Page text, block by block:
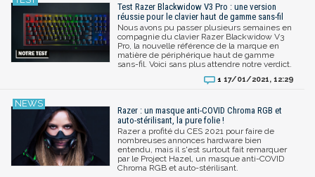
Test Razer Blackwidow V3 Pro : une version
réussie pour le clavier haut de gamme sans-fil
Nous avons pu passer plusieurs semaines en
compagnie du clavier Razer Blackwidow V3
Pro, la nouvelle référence de la marque en
matière de périphérique haut de gamme
sans-fil. Voici sans plus attendre notre verdict.
1 17/01/2021, 12:29
Razer : un masque anti-COVID Chroma RGB et
auto-stérilisant, la pure folie !
Razer a profité du CES 2021 pour faire de
nombreuses annonces hardware bien
entendu, mais il s'est surtout fait remarquer
par le Project Hazel, un masque anti-COVID
Chroma RGB et auto-stérilisant.